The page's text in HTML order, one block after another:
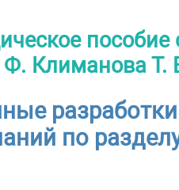
Климанова Т.
разработки
по